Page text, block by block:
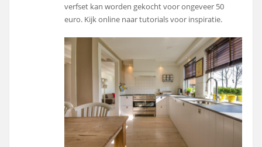
verfset kan worden gekocht voor ongeveer 50
euro. Kijk online naar tutorials voor inspiratie.